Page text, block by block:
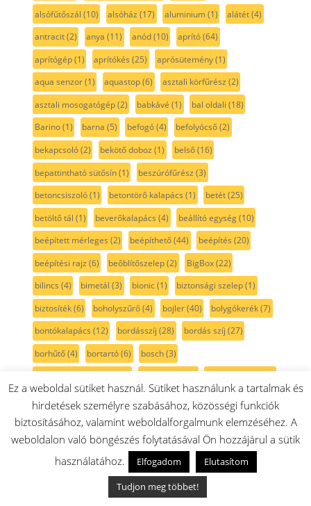
alsófűtőszál (10) alsóház (17) aluminium(1) alátét(4)
antracit(2) anya (11) anód(10) aprító(64)
aprítógép(1) aprítókés (25) aprósütemény(1)
aqua senzor(1) aquastop(6) asztali körfűrész (2)
asztali mosogatógép(2) babkávé (1) bal oldali (18)
Barino(1) barna (5) befogó(4) befolyócső(2)
bekapcsoló(2) bekötő doboz (1) belső(16)
bepattintható sütősín(1) beszúrófűrész (3)
betoncsiszoló(1) betontörő kalapács (1) betét(25)
betöltő tál (1) beverőkalapács (4) beállító egység(10)
beépített mérleges (2) beépíthető(44) beépítés (20)
beépítési rajz (6) beőblítőszelep(2) BigBox(22)
bilincs (4) bimetál (3) bionic(1) biztonsági szelep(1)
biztosíték(6) boholyszűrő(4) bojler(40) bolygókerék(7)
bontókalapács (12) bordásszíj (28) bordás szíj (27)
borhűtő(4) bortartó(6) bosch(3)
Brita
burkolat (32) békazár (1) búra
bútor tisztító kefe(2) Champion(30) ChillerBox(5)
chillersafe(4) citrusprés(19) claris(1) CleverMixx(21)
coolbox(2) crisperbox (13) csapágy csapágyfedél
csapágypersely(1)
Ez a weboldal sütiket használ. Sütiket használunk a tartalmak és
hirdetések személyre szabásához, közösségi funkciók
biztosításához, valamint weboldalforgalmunk elemzéséhez. A
weboldalon való böngészés folytatásával Ön hozzájárul a sütik
használatához.
Elfogadom
Elutasítom
Tudjon meg többet!